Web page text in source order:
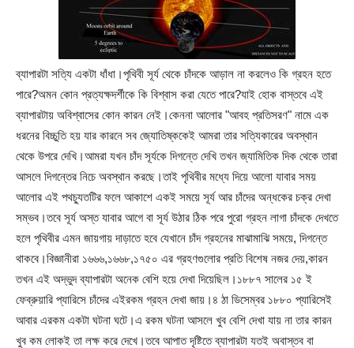
ব্যাপারটা সত্যি একটা ধাঁধা।পৃথিবী সূর্য থেকে চাঁদকে আড়াল না করলেও কি গ্রহন হতে
পারে?অমন কোন প্রত্যক্ষদর্শীকে কি বিশ্বাস করা যেতে পারে?যাই হোক বাস্তবে এই
ব্যাপারটায় অবিশ্বাসের কোন কারন নেই।কেননা আলোর "আবহ প্রতিসরণ" নামে এক
ধরনের বিচ্চুতি হয় যার কারনে সব জ্যোতিষ্ককেই আমরা তার সত্যিকারের অবস্থান
থেকে উপরে দেখি।আমরা যখন চাঁদ সূর্যকে দিগন্তে দেখি তখন জ্যামিতিক দিক থেকে তারা
আসলে দিগন্তের নিচে অবস্থান করছে।তাই পৃথিবীর মধ্যে দিয়ে আলো যাবার সময়
আলোর এই পথচ্যুতটির ফলে আকাশে একই সময়ে সূর্য আর চাঁদের অন্ধকের চক্র দেখা
সম্ভব।তবে সূর্য অস্ত যাবার আগে বা সূর্য উঠার ঠিক পরে পুরো গ্রহন লাগা চাঁদকে দেখতে
হলে পৃথিবীর এমন জায়গায় দাড়াতে হবে যেখানে চাঁদ গ্রহনের মাঝামাঝি সময়ে, দিগন্তে
থাকবে।বিজ্ঞানীরা ১৬৬৬,১৬৬৮,১৭৫০ এর গ্রহণগুলোর প্রতি বিশেষ নজর দেয়,কারন
তখন এই অদ্ভুদ ব্যাপারটা অনেক বেশি হয়ে দেখা দিয়েছিল।১৮৮৭ সালের ১৫ ই
ফেব্রুয়ারি প্যারিসে চাঁদের এইরকম গ্রহন দেখা জায়।৪ ঠা ডিসেম্বর ১৮৮০ প্যারিসেই
আবার এরকম একটা ঘটনা ঘটে।এ রকম ঘটনা আসলে খুব বেশি দেখা যায় না তার কারন
খুব কম লোকই তা লক্ষ করে দেখে।তবে আপাত দৃষ্টিতে ব্যাপারটা যতই অবাস্তব বা